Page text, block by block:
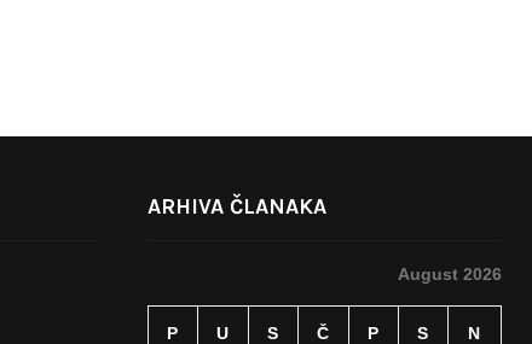
ARHIVA ČLANAKA
August 2026
P U S Č P S N